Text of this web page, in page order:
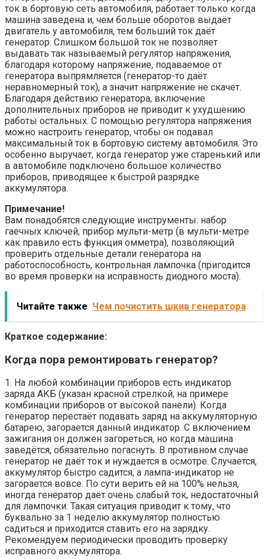
ток в бортовую сеть автомобиля, работает только когда
машина заведена и, чем больше оборотов выдаёт
двигатель у автомобиля, тем больший ток даёт
генератор. Слишком большой ток не позволяет
выдавать так называемый регулятор напряжения,
благодаря которому напряжение, подаваемое от
генератора выпрямляется (генератор-то даёт
неравномерный ток), а значит напряжение не скачет.
Благодаря действию генератора, включение
дополнительных приборов не приводит к ухудшению
работы остальных. С помощью регулятора напряжения
можно настроить генератор, чтобы он подавал
максимальный ток в бортовую систему автомобиля. Это
особенно выручает, когда генератор уже старенький или
в автомобиле подключено большое количество
приборов, приводящее к быстрой разрядке
аккумулятора.
Примечание!
Вам понадобятся следующие инструменты: набор
гаечных ключей, прибор мульти-метр (в мульти-метре
как правило есть функция омметра), позволяющий
проверить отдельные детали генератора на
работоспособность, контрольная лампочка (пригодится
во время проверки на исправность диодного моста).
Читайте также Чем почистить шкив генератора
Краткое содержание:
Когда пора ремонтировать генератор?
1. На любой комбинации приборов есть индикатор
заряда АКБ (указан красной стрелкой, на примере
комбинации приборов от высокой панели). Когда
генератор перестаёт подавать заряд на аккумуляторную
батарею, загорается данный индикатор. С включением
зажигания он должен загореться, но когда машина
заведётся, обязательно погаснуть. В противном случае
генератор не даёт ток и нуждается в осмотре. Случается,
аккумулятор быстро садится, а лампа-индикатор не
загорается вовсе. По сути верить ей на 100% нельзя,
иногда генератор даёт очень слабый ток, недостаточный
для лампочки. Такая ситуация приводит к тому, что
буквально за 1 неделю аккумулятор полностью
садиться и приходится ставить его на зарядку.
Рекомендуем периодически проводить проверку
исправного аккумулятора.